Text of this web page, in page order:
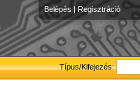
Belépés | Regisztráció
Típus/Kifejezés: